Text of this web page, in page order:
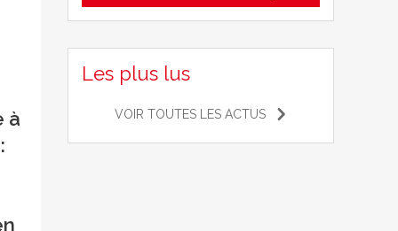
à
Les plus lus
VOIR TOUTES LES ACTUS